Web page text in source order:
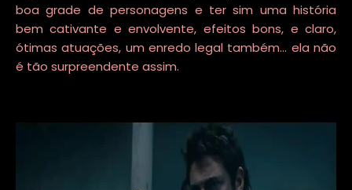
boa grade de personagens e ter sim uma história
bem cativante e envolvente, efeitos bons, e claro,
ótimas atuações, um enredo legal também... ela não
é tão surpreendente assim.